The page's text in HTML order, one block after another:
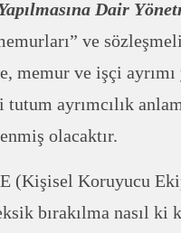
Dair
ve
ve işçi ayrımı
ayrımcılık
olacaktır.
(Kişisel Koruyucu
bırakılma nasıl ki